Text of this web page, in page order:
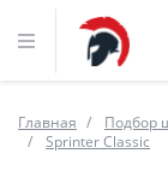
Главная Подбор
Sprinter Classic